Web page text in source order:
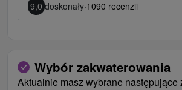
9,0 doskonały·1090 recenzji
Wybór zakwaterowania
Aktualnie masz wybrane następujące